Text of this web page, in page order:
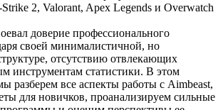
2, Valorant, Apex Legends и Overwatch
доверие профессионального
своей минималистичной, но
отсутствию отвлекающих
инструментам статистики. В этом
разберем все аспекты работы с Aimbeast,
для новичков, проанализируем сильные